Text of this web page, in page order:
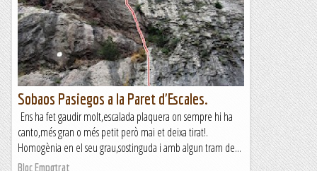
Sobaos Pasiegos a la Paret d'Escales.
Ens ha fet gaudir molt,escalada plaquera on sempre hi ha
canto,més gran o més petit però mai et deixa tirat!.
Homogènia en el seu grau,sostinguda i amb algun tram de...
Bloc Empotrat